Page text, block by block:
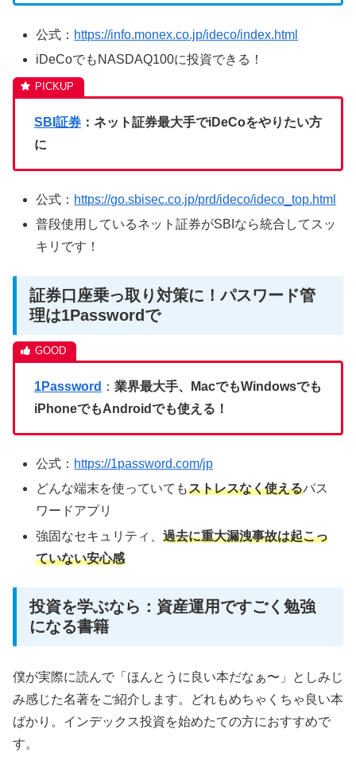
公式： https://info.monex.co.jp/ideco/index.html
iDeCoでもNASDAQ100に投資できる！
SBI証券 ：ネット証券最大手でiDeCoをやりたい方
に
公式： https://go.sbisec.co.jp/prd/ideco/ideco_top.html
普段使用しているネット証券がSBIなら統合してスッ
キリです！
証券口座乗っ取り対策に！パスワード管
理は1Passwordで
1Password ： 業界最大手、MacでもWindowsでも
iPhoneでもAndroidでも使える！
公式： https://1password.com/jp
どんな端末を使っていてもストレスなく使えるパス
ワードアプリ
強固なセキュリティ、過去に重大漏洩事故は起こっ
ていない安心感
投資を学ぶなら：資産運用ですごく勉強
になる書籍
僕が実際に読んで「ほんとうに良い本だなぁ〜」としみじ
み感じた名著をご紹介します。どれもめちゃくちゃ良い本
ばかり。インデックス投資を始めたての方におすすめで
す。